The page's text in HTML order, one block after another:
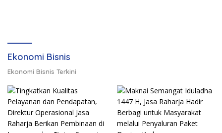
Ekonomi Bisnis
Ekonomi Bisnis Terkini